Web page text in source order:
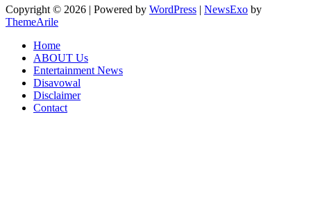
Copyright © 2026 | Powered by WordPress | NewsExo by
ThemeArile
Home
ABOUT Us
Entertainment News
Disavowal
Disclaimer
Contact